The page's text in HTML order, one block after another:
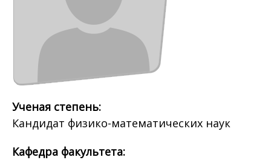
Ученая степень:
Кандидат физико-математических наук
Кафедра факультета: